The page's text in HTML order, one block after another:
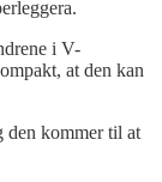
.
i V-
at den kan
den kommer til at